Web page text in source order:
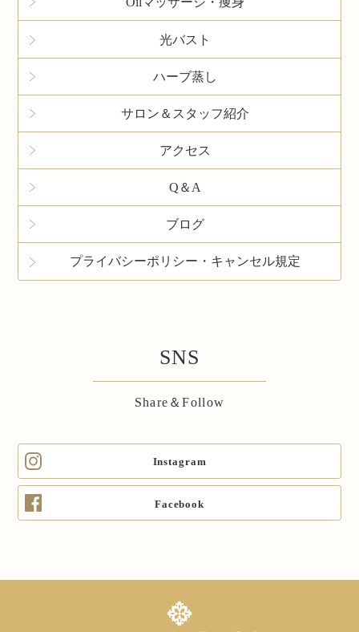
光バスト
ハーブ蒸し
サロン＆スタッフ紹介
アクセス
Q＆A
ブログ
プライバシーポリシー・キャンセル規定
SNS
Share＆Follow
Instagram
Facebook